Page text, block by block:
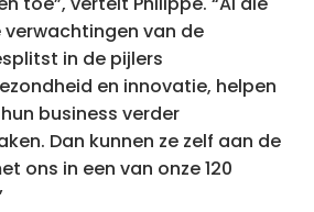
van de
in de pijlers
en innovatie, helpen
business verder
Dan kunnen ze zelf aan de
ons in een van onze 120